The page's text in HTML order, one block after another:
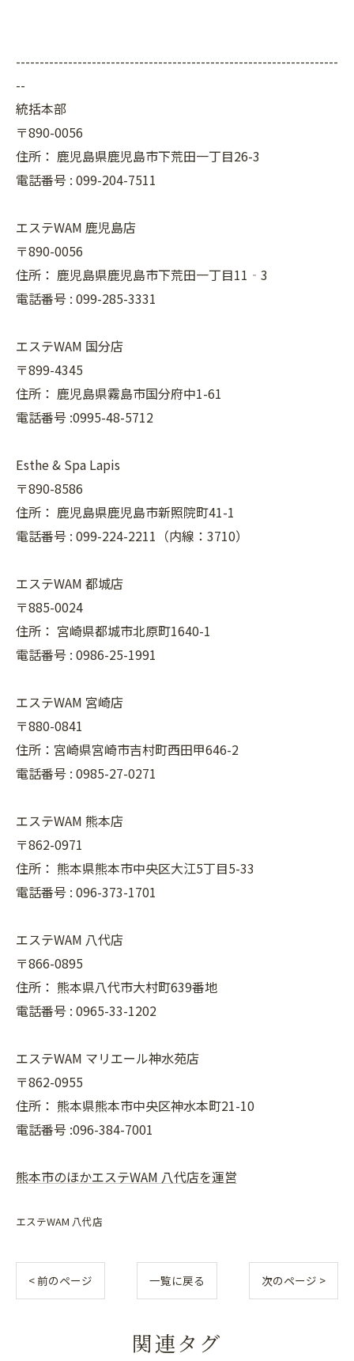
--------------------------------------------------------------------
--
統括本部
〒890-0056
住所： 鹿児島県鹿児島市下荒田一丁目26-3
電話番号 : 099-204-7511
エステWAM 鹿児島店
〒890-0056
住所： 鹿児島県鹿児島市下荒田一丁目11‐3
電話番号 : 099-285-3331
エステWAM 国分店
〒899-4345
住所： 鹿児島県霧島市国分府中1-61
電話番号 :0995-48-5712
Esthe & Spa Lapis
〒890-8586
住所： 鹿児島県鹿児島市新照院町41-1
電話番号 : 099-224-2211（内線：3710）
エステWAM 都城店
〒885-0024
住所： 宮崎県都城市北原町1640-1
電話番号 : 0986-25-1991
エステWAM 宮崎店
〒880-0841
住所：宮崎県宮崎市吉村町西田甲646-2
電話番号 : 0985-27-0271
エステWAM 熊本店
〒862-0971
住所： 熊本県熊本市中央区大江5丁目5-33
電話番号 : 096-373-1701
エステWAM 八代店
〒866-0895
住所： 熊本県八代市大村町639番地
電話番号 : 0965-33-1202
エステWAM マリエール神水苑店
〒862-0955
住所： 熊本県熊本市中央区神水本町21-10
電話番号 :096-384-7001
熊本市のほかエステWAM 八代店を運営
エステWAM 八代店
< 前のページ 一覧に戻る 次のページ >
関連タグ